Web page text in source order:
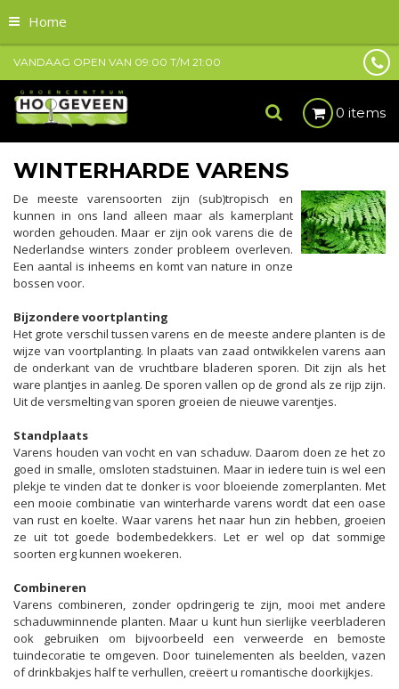
Home
VANDAAG OPEN VAN 09:00 T/M 21:00
0 items
WINTERHARDE VARENS
De meeste varensoorten zijn (sub)tropisch en
kunnen in ons land alleen maar als kamerplant
worden gehouden. Maar er zijn ook varens die de
Nederlandse winters zonder probleem overleven.
Een aantal is inheems en komt van nature in onze
bossen voor.
Bijzondere voortplanting
Het grote verschil tussen varens en de meeste andere planten is de
wijze van voortplanting. In plaats van zaad ontwikkelen varens aan
de onderkant van de vruchtbare bladeren sporen. Dit zijn als het
ware plantjes in aanleg. De sporen vallen op de grond als ze rijp zijn.
Uit de versmelting van sporen groeien de nieuwe varentjes.
Standplaats
Varens houden van vocht en van schaduw. Daarom doen ze het zo
goed in smalle, omsloten stadstuinen. Maar in iedere tuin is wel een
plekje te vinden dat te donker is voor bloeiende zomerplanten. Met
een mooie combinatie van winterharde varens wordt dat een oase
van rust en koelte. Waar varens het naar hun zin hebben, groeien
ze uit tot goede bodembedekkers. Let er wel op dat sommige
soorten erg kunnen woekeren.
Combineren
Varens combineren, zonder opdringerig te zijn, mooi met andere
schaduwminnende planten. Maar u kunt hun sierlijke veerbladeren
ook gebruiken om bijvoorbeeld een verweerde en bemoste
tuindecoratie te omgeven. Door tuinelementen als beelden, vazen
of drinkbakjes half te verhullen, creëert u romantische doorkijkjes.